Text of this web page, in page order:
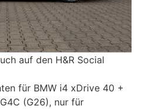
auf den H&R Social
für BMW i4 xDrive 40 +
(G26), nur für